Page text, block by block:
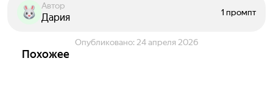
Автор
Дария 1 промпт
Опубликовано: 24 апреля 2026
Похожее